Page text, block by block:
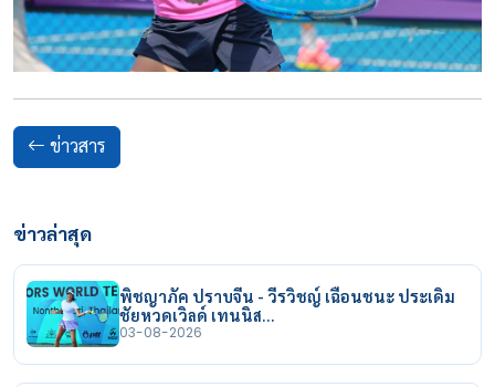
ข่าวสาร
ข่าวล่าสุด
พิชญาภัค ปราบจีน - วีรวิชญ์ เฉือนชนะ ประเดิม
ชัยหวดเวิลด์ เทนนิส…
03-08-2026